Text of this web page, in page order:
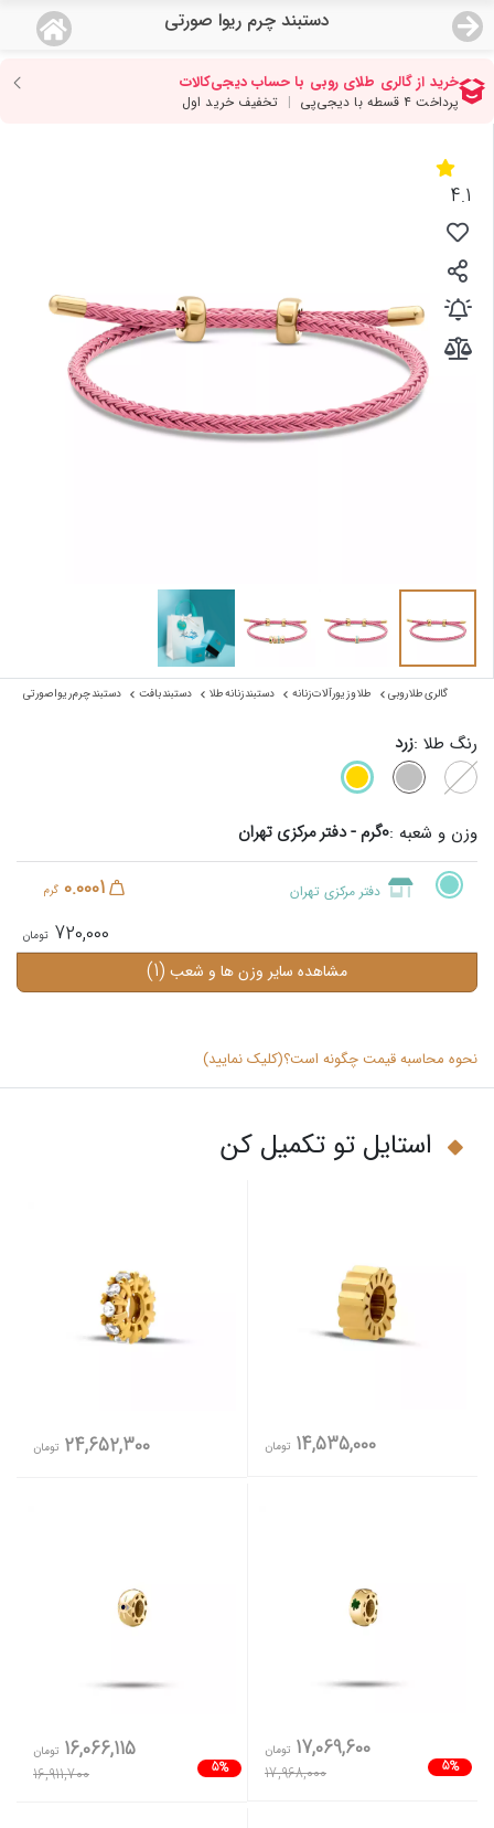
دستبند چرم ریوا صورتی
منو
صفحه اصلی
دسته بندی محصولات
نمایندگی ها
مجله روبی
درباره ما
اعطای نمایندگی
4.1
گالری طلا روبی طلا و زیورآلات زنانه دستبند زنانه طلا دستبند بافت دستبند چرم ریوا صورتی
رنگ طلا :زرد
وزن و شعبه :0گرم - دفتر مرکزی تهران
دفتر مرکزی تهران 0.0001 گرم
720,000
مشاهده سایر وزن ها و شعب (1)
نحوه محاسبه قیمت چگونه است؟(کلیک نمایید)
استایل تو تکمیل کن
14,535,000 تومان 24,652,300 تومان
5%
17,069,600 تومان
17,968,000
5%
16,066,115 تومان
16,911,700